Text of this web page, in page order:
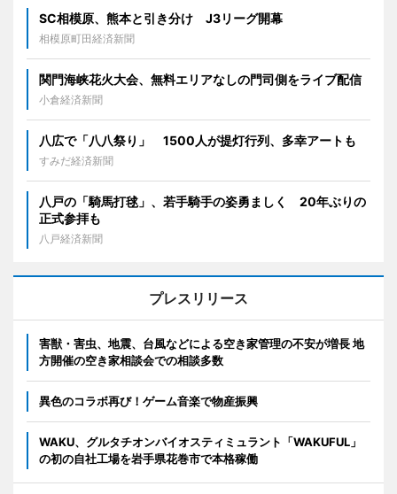
SC相模原、熊本と引き分け J3リーグ開幕
相模原町田経済新聞
関門海峡花火大会、無料エリアなしの門司側をライブ配信
小倉経済新聞
八広で「八八祭り」 1500人が提灯行列、多幸アートも
すみだ経済新聞
八戸の「騎馬打毬」、若手騎手の姿勇ましく 20年ぶりの
正式参拝も
八戸経済新聞
プレスリリース
害獣・害虫、地震、台風などによる空き家管理の不安が増長 地
方開催の空き家相談会での相談多数
異色のコラボ再び！ゲーム音楽で物産振興
WAKU、グルタチオンバイオスティミュラント「WAKUFUL」
の初の自社工場を岩手県花巻市で本格稼働